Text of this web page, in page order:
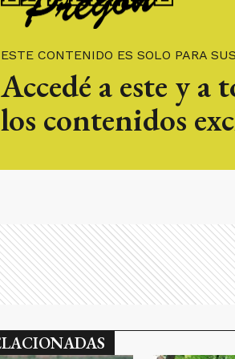
ESTE CONTENIDO ES SOLO PARA
Accedé a este y a
los contenidos